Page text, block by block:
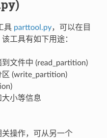
具 parttool.py，可以在目
工具有如下用途：
文件中 (read_partition)
(write_partition)
小等信息
操作，可从另一个